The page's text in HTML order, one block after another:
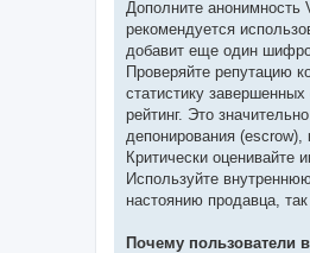
Дополните анонимность
рекомендуется
добавит еще один
Проверяйте репутацию
статистику
рейтинг. Это
депонирования
Критически
Используйте
настоянию продавца,
Почему пользователи